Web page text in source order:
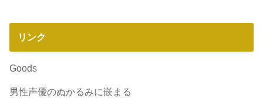
リンク
Goods
男性声優のぬかるみに嵌まる